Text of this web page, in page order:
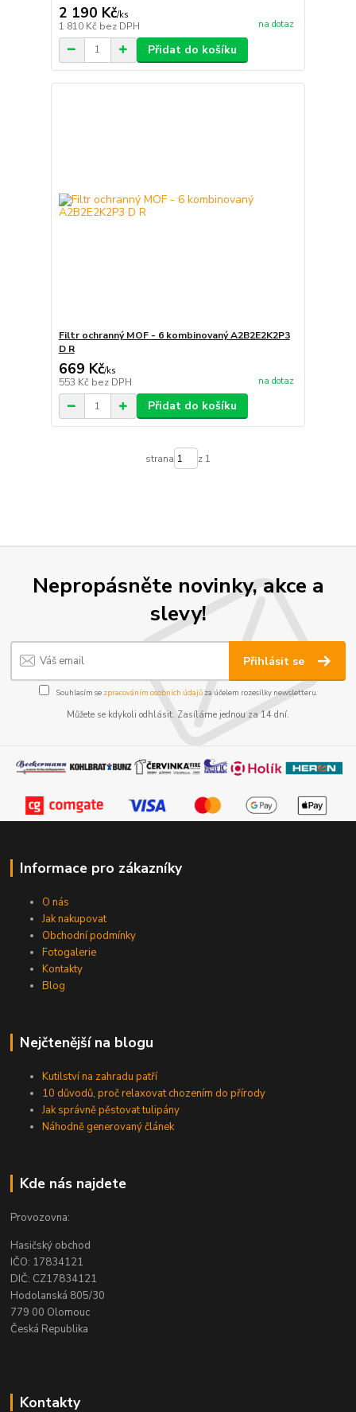
2 190 Kč/ks
1 810 Kč bez DPH na dotaz
Přidat do košíku
Filtr ochranný MOF - 6 kombinovaný A2B2E2K2P3
D R
669 Kč/ks
553 Kč bez DPH na dotaz
Přidat do košíku
strana z 1
Nepropásněte novinky, akce a
slevy!
Přihlásit se
Souhlasím se zpracováním osobních údajůza účelem rozesílky newsletteru.
Můžete se kdykoli odhlásit. Zasíláme jednou za 14 dní.
Informace pro zákazníky
O nás
Jak nakupovat
Obchodní podmínky
Fotogalerie
Kontakty
Blog
Nejčtenější na blogu
Kutilství na zahradu patří
10 důvodů, proč relaxovat chozením do přírody
Jak správně pěstovat tulipány
Náhodně generovaný článek
Kde nás najdete
Provozovna:
Hasičský obchod
IČO: 17834121
DIČ: CZ17834121
Hodolanská 805/30
779 00 Olomouc
Česká Republika
Kontakty